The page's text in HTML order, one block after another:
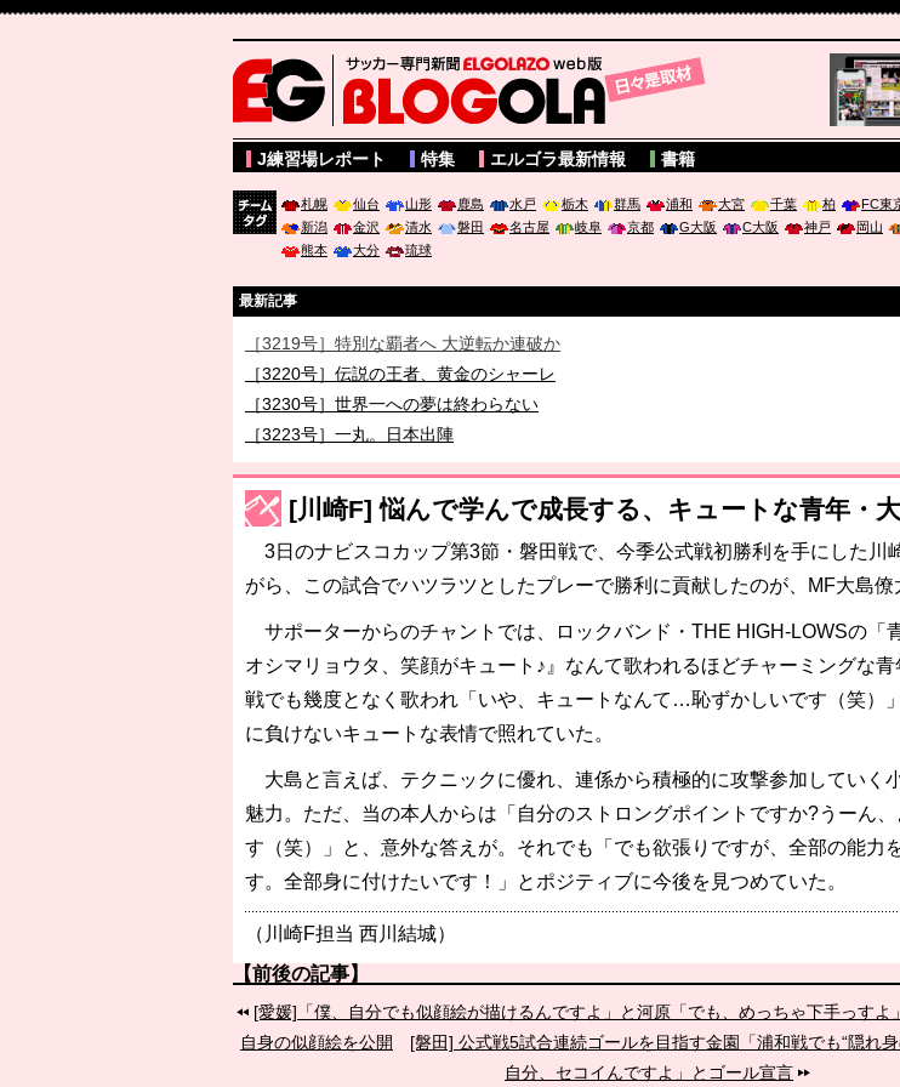
サッカー専門新聞ELGOLAZO web版 BLOGOLA
J練習場レポート 特集 エルゴラ最新情報 書籍
札幌 仙台 山形 鹿島 水戸 栃木 群馬 浦和 大宮 千葉 柏 FC東
新潟
金沢 清水 磐田 名古屋 岐阜 京都 G大阪 C大阪 神戸 岡山
熊本
大分 琉球
最新記事
［3219号］特別な覇者へ 大逆転か連破か
［3220号］伝説の王者、黄金のシャーレ
［3230号］世界一への夢は終わらない
［3223号］一丸。日本出陣
［3222号］史上最大のW杯開幕 注目は「個」
長谷川 アーリアジャスールさんがシンポジウム「気候変動から命を守る ～エネルギ
[川崎F] 悩んで学んで成長する、キュートな青年・
3日のナビスコカップ第3節・磐田戦で、今季公式戦初勝利を手にした川
がら、この試合でハツラツとしたプレーで勝利に貢献したのが、MF大島僚
サポーターからのチャントでは、ロックバンド・THE HIGH-LOWSの「
オシマリョウタ、笑顔がキュート♪』なんて歌われるほどチャーミングな
戦でも幾度となく歌われ「いや、キュートなんて…恥ずかしいです（笑）
に負けないキュートな表情で照れていた。
大島と言えば、テクニックに優れ、連係から積極的に攻撃参加していく
魅力。ただ、当の本人からは「自分のストロングポイントですか?うーん
す（笑）」と、意外な答えが。それでも「でも欲張りですが、全部の能力
す。全部身に付けたいです！」とポジティブに今後を見つめていた。
（川崎F担当 西川結城）
【前後の記事】
[愛媛]「僕、自分でも似顔絵が描けるんですよ」と河原「でも、めっちゃ下手っすよ
自身の似顔絵を公開
[磐田] 公式戦5試合連続ゴールを目指す金園「浦和戦でも“隠れ身
自分、セコイんですよ」とゴール宣言